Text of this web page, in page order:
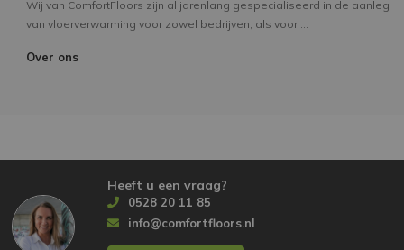
Wij van ComfortFloors zijn al jarenlang gespecialiseerd in de aanleg
van vloerverwarming voor zowel bedrijven, als voor ...
Over ons
Heeft u een vraag?
0528 20 11 85
info@comfortfloors.nl